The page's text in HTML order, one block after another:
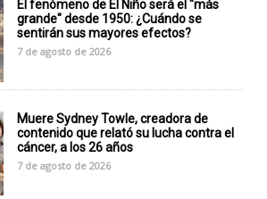
El fenómeno de El Niño será el "más
grande" desde 1950: ¿Cuándo se
sentirán sus mayores efectos?
7 de agosto de 2026
Muere Sydney Towle, creadora de
contenido que relató su lucha contra el
cáncer, a los 26 años
7 de agosto de 2026